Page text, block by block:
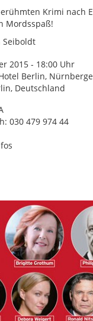
Krimi nach
Mordsspaß!
Seiboldt
2015 - 18:00 Uhr
Berlin,
Deutschland
030 479 974 44